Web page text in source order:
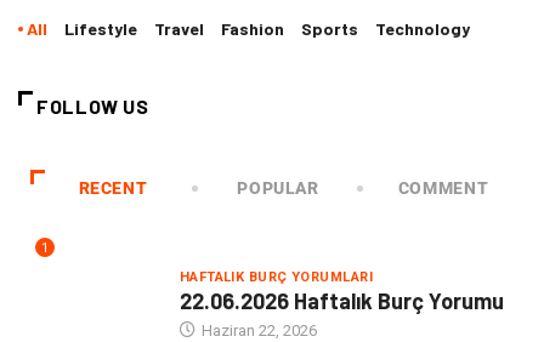
All Lifestyle Travel Fashion Sports Technology
FOLLOW US
RECENT POPULAR COMMENT
1
HAFTALIK BURÇ YORUMLARI
22.06.2026 Haftalık Burç Yorumu
Haziran 22, 2026